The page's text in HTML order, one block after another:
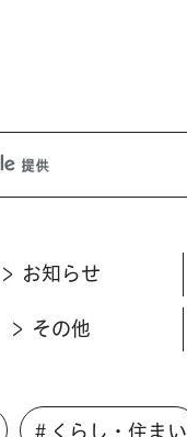
お知らせ
その他
＃くらし・住まい